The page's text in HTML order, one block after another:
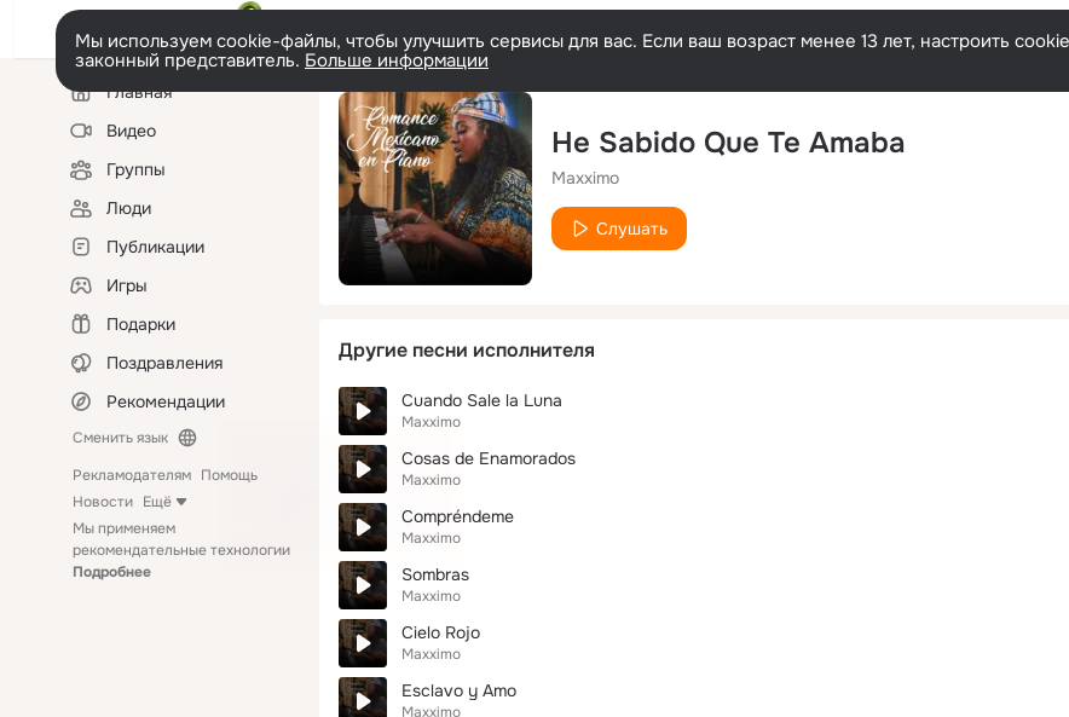
Мы используем cookie-файлы, чтобы улучшить сервисы для вас. Если ваш возраст менее 13 лет, настроить
законный представитель. Больше информации
Левая
колонкаГлавная
Видео
Группы
Люди
Публикации
Игры
Подарки
Поздравления
Рекомендации
Сменить язык
Рекламодателям Помощь
Новости Ещё
Мы применяем
рекомендательные технологии
Подробнее
He Sabido Que Te Amaba
Maxximo
Слушать
Другие песни исполнителя
Cuando Sale la Luna
Maxximo
Cosas de Enamorados
Maxximo
Compréndeme
Maxximo
Sombras
Maxximo
Cielo Rojo
Maxximo
Esclavo y Amo
Maxximo